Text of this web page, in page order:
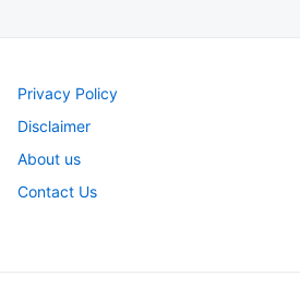
Privacy Policy
Disclaimer
About us
Contact Us